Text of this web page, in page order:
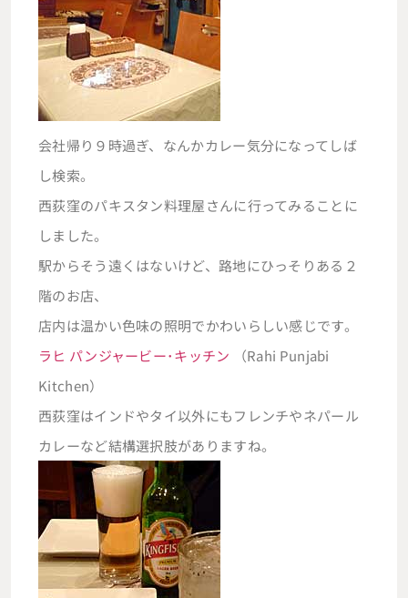
会社帰り９時過ぎ、なんかカレー気分になってしば
し検索。
西荻窪のパキスタン料理屋さんに行ってみることに
しました。
駅からそう遠くはないけど、路地にひっそりある２
階のお店、
店内は温かい色味の照明でかわいらしい感じです。
ラヒ パンジャービー･キッチン （Rahi Punjabi
Kitchen）
西荻窪はインドやタイ以外にもフレンチやネパール
カレーなど結構選択肢がありますね。